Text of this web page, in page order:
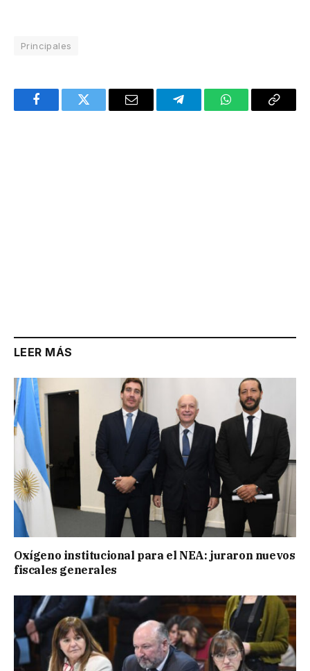
Principales
FacebookTwitter Email TelegramWhatsAppCopy
LEER MÁS
Oxígeno institucional para el NEA: juraron nuevos
fiscales generales